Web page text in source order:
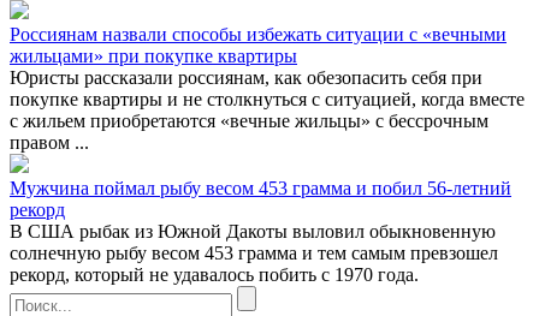
Россиянам назвали способы избежать ситуации с «вечными
жильцами» при покупке квартиры
Юристы рассказали россиянам, как обезопасить себя при
покупке квартиры и не столкнуться с ситуацией, когда вместе
с жильем приобретаются «вечные жильцы» с бессрочным
правом ...
Мужчина поймал рыбу весом 453 грамма и побил 56-летний
рекорд
В США рыбак из Южной Дакоты выловил обыкновенную
солнечную рыбу весом 453 грамма и тем самым превзошел
рекорд, который не удавалось побить с 1970 года.